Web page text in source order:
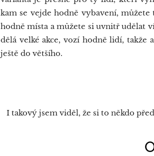
kam se vejde hodně vybavení,
hodně místa a můžete si uvnitř udělat
dělá velké akce, vozí hodně lidí, takže
ještě do většího.
I takový jsem viděl, že si to někdo
Obytná